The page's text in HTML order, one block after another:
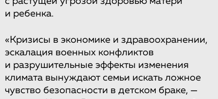
и ребенка.
«Кризисы в экономике и здравоохранении,
эскалация военных конфликтов
и разрушительные эффекты изменения
климата вынуждают семьи искать ложное
чувство безопасности в детском браке, —